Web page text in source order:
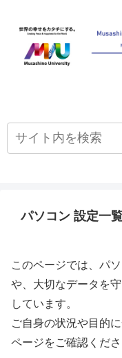
パソコン 設定一
このページでは、パ
や、大切なデータを
しています。
ご自身の状況や目的
ページをご確認くださ